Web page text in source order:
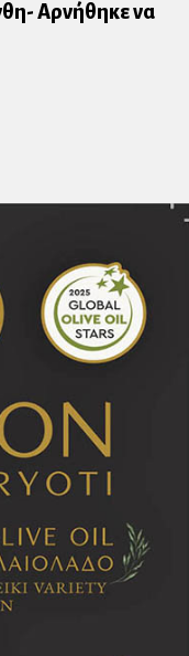
Αρνήθηκε να